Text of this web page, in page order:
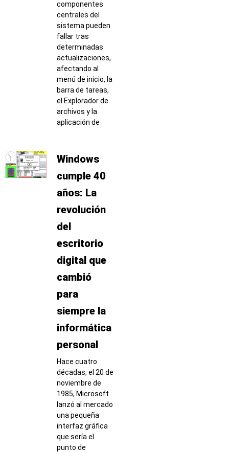
componentes
centrales del
sistema pueden
fallar tras
determinadas
actualizaciones,
afectando al
menú de inicio, la
barra de tareas,
el Explorador de
archivos y la
aplicación de
Windows
cumple 40
años: La
revolución
del
escritorio
digital que
cambió
para
siempre la
informática
personal
Hace cuatro
décadas, el 20 de
noviembre de
1985, Microsoft
lanzó al mercado
una pequeña
interfaz gráfica
que sería el
punto de